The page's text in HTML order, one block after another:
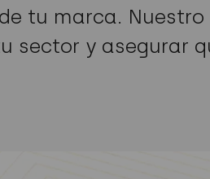
tu marca.
sector y asegurar